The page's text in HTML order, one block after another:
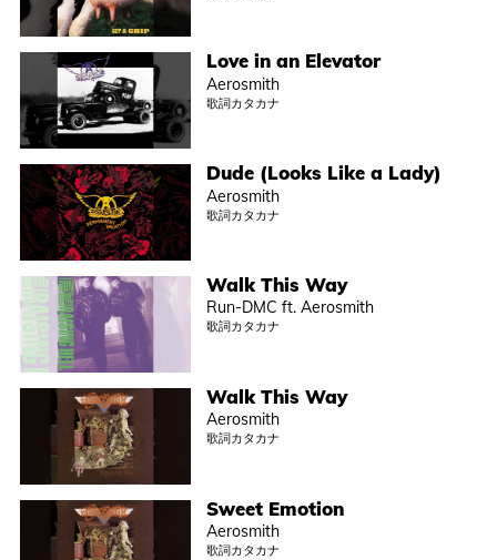
Love in an Elevator
Aerosmith
歌詞カタカナ
Dude (Looks Like a Lady)
Aerosmith
歌詞カタカナ
Walk This Way
Run-DMC ft. Aerosmith
歌詞カタカナ
Walk This Way
Aerosmith
歌詞カタカナ
Sweet Emotion
Aerosmith
歌詞カタカナ